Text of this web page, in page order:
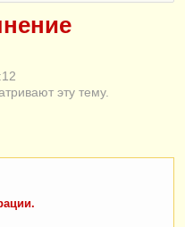
эту тему.